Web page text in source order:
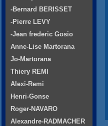
-Bernard BERISSET
-Pierre LEVY
-Jean frederic Gosio
Anne-Lise Martorana
Jo-Martorana
Thiery REMI
Alexi-Remi
Henri-Gonse
Roger-NAVARO
Alexandre-RADMACHER